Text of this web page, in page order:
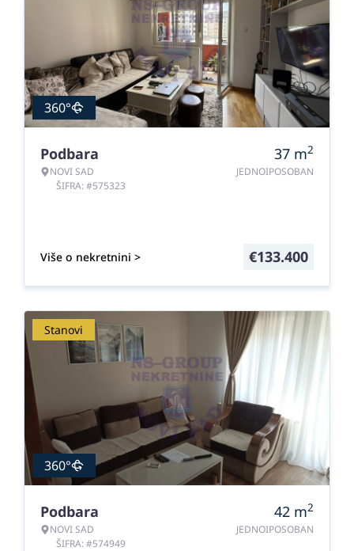
360°
Podbara
NOVI SAD
ŠIFRA: #575323
37 m2
JEDNOIPOSOBAN
Više o nekretnini > €133.400
Stanovi
360°
Podbara
NOVI SAD
ŠIFRA: #574949
42 m2
JEDNOIPOSOBAN